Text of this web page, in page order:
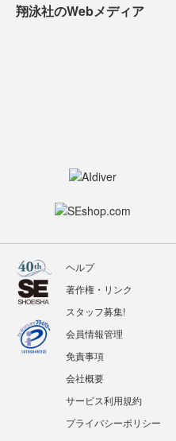
翔泳社のWebメディア
ヘルプ
著作権・リンク
スタッフ募集!
会員情報管理
免責事項
会社概要
サービス利用規約
プライバシーポリシー